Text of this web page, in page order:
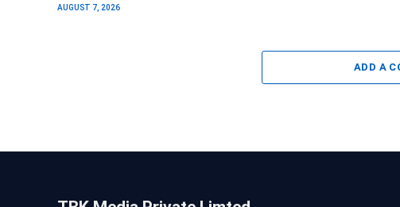
AUGUST 7, 2026
ADD A